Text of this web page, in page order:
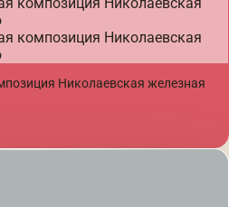
Николаевская железная